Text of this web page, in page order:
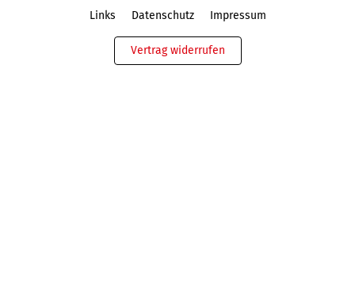
Links Datenschutz Impressum
Vertrag widerrufen